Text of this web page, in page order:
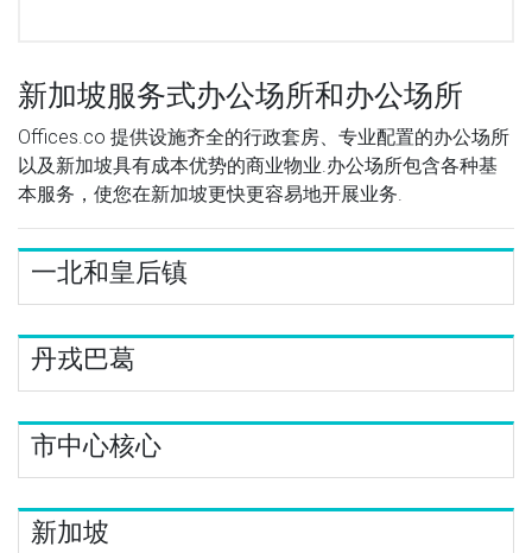
新加坡服务式办公场所和办公场所
Offices.co 提供设施齐全的行政套房、专业配置的办公场所
以及新加坡具有成本优势的商业物业.办公场所包含各种基
本服务，使您在新加坡更快更容易地开展业务.
一北和皇后镇
丹戎巴葛
市中心核心
新加坡